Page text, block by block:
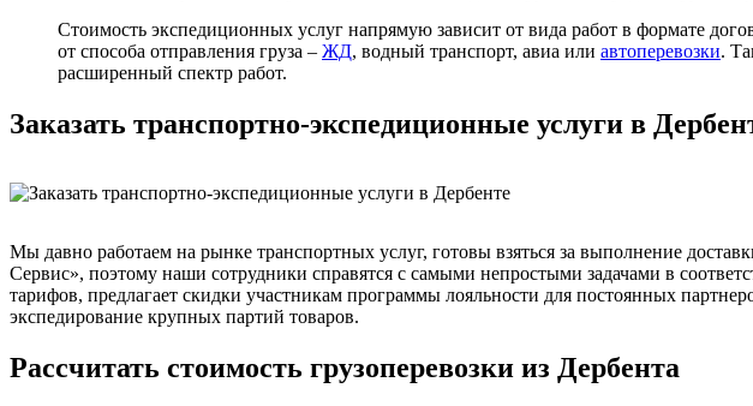
Стоимость экспедиционных услуг напрямую зависит от вида работ в формате
от способа отправления груза – ЖД, водный транспорт, авиа или автоперевозки.
расширенный спектр работ.
Заказать транспортно-экспедиционные услуги в
Мы давно работаем на рынке транспортных услуг, готовы взяться за выполнение
Сервис», поэтому наши сотрудники справятся с самыми непростыми задачами в
тарифов, предлагает скидки участникам программы лояльности для постоянных
экспедирование крупных партий товаров.
Рассчитать стоимость грузоперевозки из Дербента